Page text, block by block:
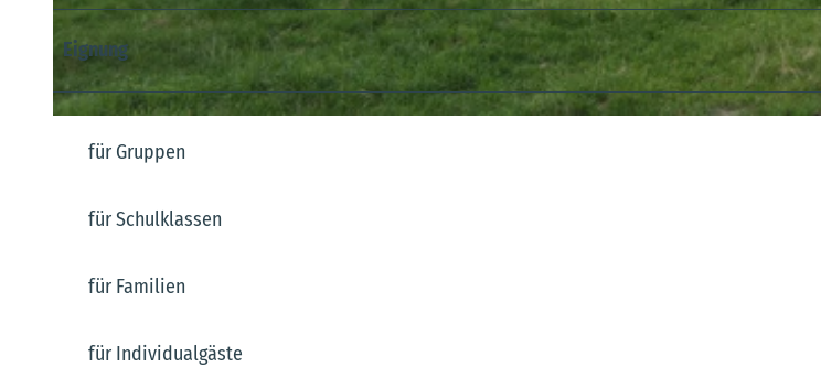
Eignung
für Gruppen
für Schulklassen
für Familien
für Individualgäste